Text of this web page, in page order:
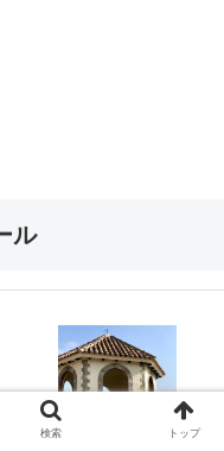
ル
検索 トップ